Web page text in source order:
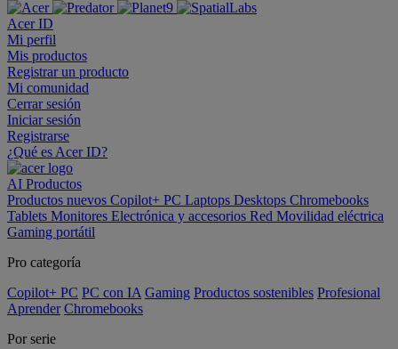
Acer ID
Mi perfil
Mis productos
Registrar un producto
Mi comunidad
Cerrar sesión
Iniciar sesión
Registrarse
¿Qué es Acer ID?
AI Productos
Productos nuevos Copilot+ PC Laptops Desktops Chromebooks
Tablets Monitores Electrónica y accesorios Red Movilidad eléctrica
Gaming portátil
Pro categoría
Copilot+ PC PC con IA Gaming Productos sostenibles Profesional
Aprender Chromebooks
Por serie